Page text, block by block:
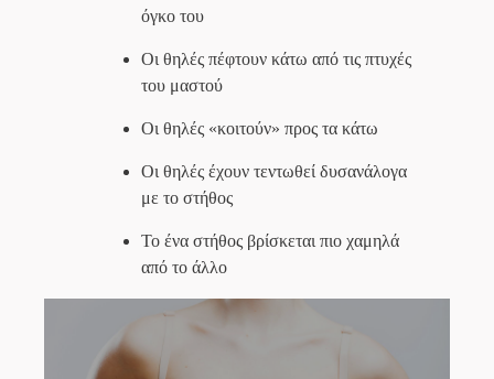
όγκο του
Οι θηλές πέφτουν κάτω από τις πτυχές
του μαστού
Οι θηλές «κοιτούν» προς τα κάτω
Οι θηλές έχουν τεντωθεί δυσανάλογα
με το στήθος
Το ένα στήθος βρίσκεται πιο χαμηλά
από το άλλο